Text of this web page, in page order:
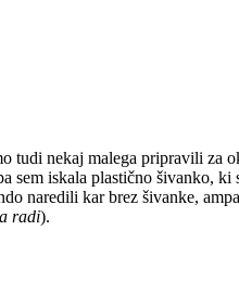
nekaj malega pripravili za
iskala plastično šivanko,
naredili kar brez šivanke,
radi).